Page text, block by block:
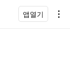
앱열기